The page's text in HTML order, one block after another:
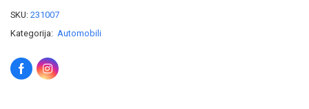
SKU: 231007
Kategorija: Automobili